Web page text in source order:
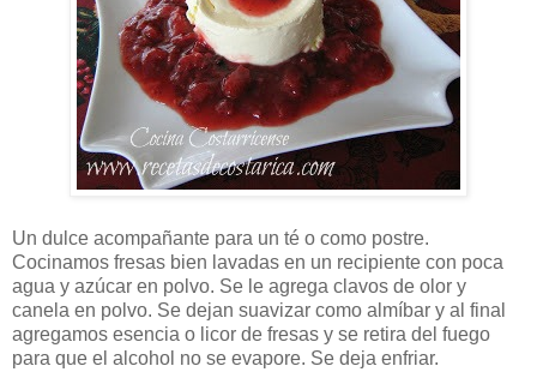
Un dulce acompañante para un té o como postre.
Cocinamos fresas bien lavadas en un recipiente con poca
agua y azúcar en polvo. Se le agrega clavos de olor y
canela en polvo. Se dejan suavizar como almíbar y al final
agregamos esencia o licor de fresas y se retira del fuego
para que el alcohol no se evapore. Se deja enfriar.